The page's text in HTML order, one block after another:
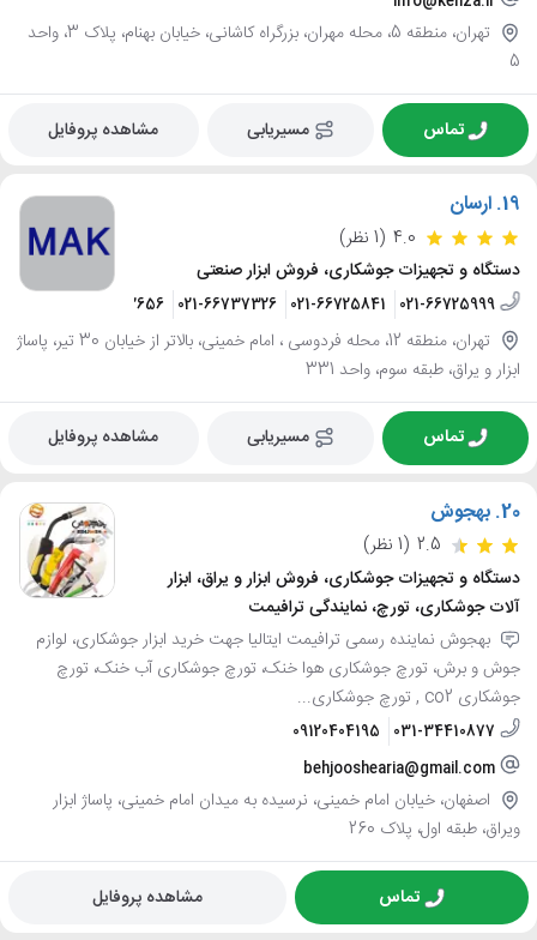
تهران، منطقه 5، محله مهران، بزرگراه کاشانی، خیابان بهنام، پلاک 3، واحد
5
تماس مسیریابی مشاهده پروفایل
19. ارسان
4.0 (1 نظر)
دستگاه و تجهیزات جوشکاری، فروش ابزار صنعتی
021-66725999
021-66725841
021-66737326
09121312656
تهران، منطقه 12، محله فردوسی ، امام خمینی، بالاتر از خیابان 30 تیر، پاساژ
ابزار و یراق، طبقه سوم، واحد 331
تماس مسیریابی مشاهده پروفایل
20. بهجوش
2.5 (1 نظر)
دستگاه و تجهیزات جوشکاری، فروش ابزار و یراق، ابزار
آلات جوشکاری، تورچ، نمایندگی ترافیمت
بهجوش نماینده رسمی ترافیمت ایتالیا جهت خرید ابزار جوشکاری، لوازم
جوش و برش، تورچ جوشکاری هوا خنک، تورچ جوشکاری آب خنک، تورچ
جوشکاری co2 , تورچ جوشکاری...
031-34410877
09120404195
behjooshearia@gmail.com
اصفهان، خیابان امام خمینی، نرسیده به میدان امام خمینی، پاساژ ابزار
ویراق، طبقه اول، پلاک 260
تماس مشاهده پروفایل